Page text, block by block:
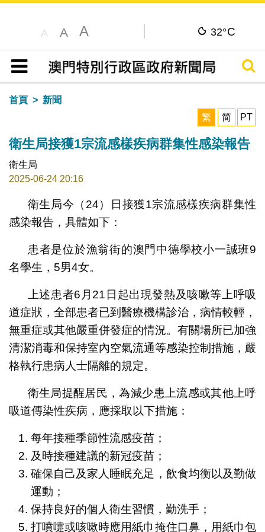
A A A 32°C
目錄
搜尋
首頁
新聞
繁
简 PT
衛生局接獲1宗流感樣疾病群集性感染報告
衛生局
2025-06-24 20:16
衛生局今（24）日接獲1宗流感樣疾病群集性
感染報告，具體如下：
患者是位於漁翁街的澳門中德學校小一誠班9
名學生，5男4女。
上述患者6月21日起出現發熱及咳嗽等上呼吸
道症狀，全部患者已到醫療機構診治，病情較輕，
無重症或其他嚴重併發症的情況。有關場所已加強
清潔消毒和保持室內空氣流通等感染控制措施，嚴
格執行患病人士隔離的規定。
衛生局提醒居民，為減少患上流感或其他上呼
吸道傳染性疾病，應採取以下措施：
每年接種季節性流感疫苗；
及時接種建議的新冠疫苗；
確保自己及家人睡眠充足，飲食均衡以及勤做
運動；
保持良好的個人衛生習慣，勤洗手；
打噴嚏或咳嗽時應用紙巾掩住口鼻，用紙巾包